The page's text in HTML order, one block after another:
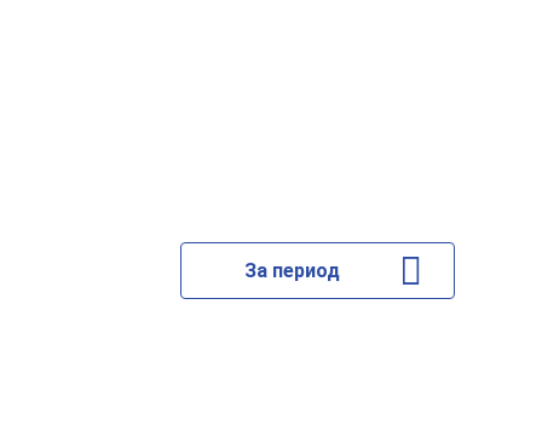
За период